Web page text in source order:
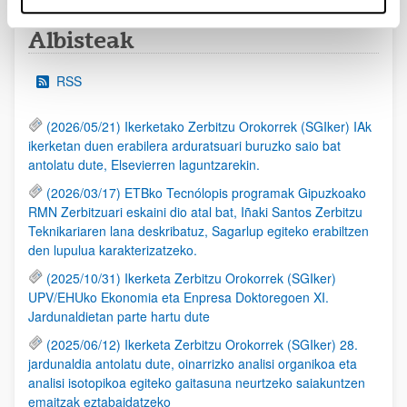
Albisteak
RSS
(2026/05/21) Ikerketako Zerbitzu Orokorrek (SGIker) IAk
ikerketan duen erabilera arduratsuari buruzko saio bat
antolatu dute, Elsevierren laguntzarekin.
(2026/03/17) ETBko Tecnólopis programak Gipuzkoako
RMN Zerbitzuari eskaini dio atal bat, Iñaki Santos Zerbitzu
Teknikariaren lana deskribatuz, Sagarlup egiteko erabiltzen
den lupulua karakterizatzeko.
(2025/10/31) Ikerketa Zerbitzu Orokorrek (SGIker)
UPV/EHUko Ekonomia eta Enpresa Doktoregoen XI.
Jardunaldietan parte hartu dute
(2025/06/12) Ikerketa Zerbitzu Orokorrek (SGIker) 28.
jardunaldia antolatu dute, oinarrizko analisi organikoa eta
analisi isotopikoa egiteko gaitasuna neurtzeko saiakuntzen
emaitzak eztabaidatzeko